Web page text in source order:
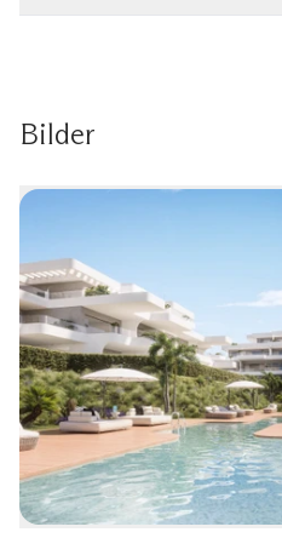
Bilder